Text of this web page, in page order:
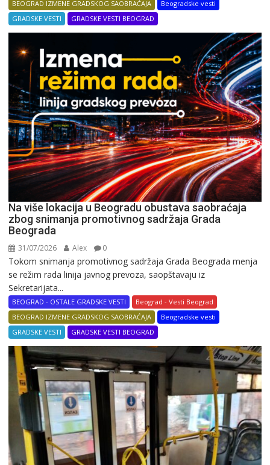
BEOGRAD IZMENE GRADSKOG SAOBRAĆAJA
Beogradske vesti
GRADSKE VESTI
GRADSKE VESTI BEOGRAD
Na više lokacija u Beogradu obustava saobraćaja
zbog snimanja promotivnog sadržaja Grada
Beograda
31/07/2026 Alex 0
Tokom snimanja promotivnog sadržaja Grada Beograda menja
se režim rada linija javnog prevoza, saopštavaju iz
Sekretarijata...
BEOGRAD - OSTALE GRADSKE VESTI
Beograd - Vesti Beograd
BEOGRAD IZMENE GRADSKOG SAOBRAĆAJA
Beogradske vesti
GRADSKE VESTI
GRADSKE VESTI BEOGRAD